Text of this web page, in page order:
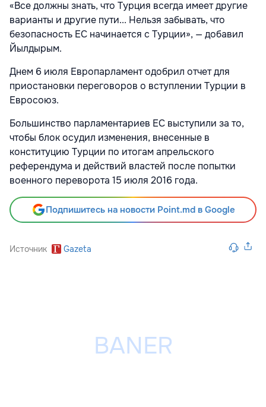
«Все должны знать, что Турция всегда имеет другие
варианты и другие пути... Нельзя забывать, что
безопасность ЕС начинается с Турции», — добавил
Йылдырым.
Днем 6 июля Европарламент одобрил отчет для
приостановки переговоров о вступлении Турции в
Евросоюз.
Большинство парламентариев ЕС выступили за то,
чтобы блок осудил изменения, внесенные в
конституцию Турции по итогам апрельского
референдума и действий властей после попытки
военного переворота 15 июля 2016 года.
Подпишитесь на новости Point.md в Google
Источник Gazeta